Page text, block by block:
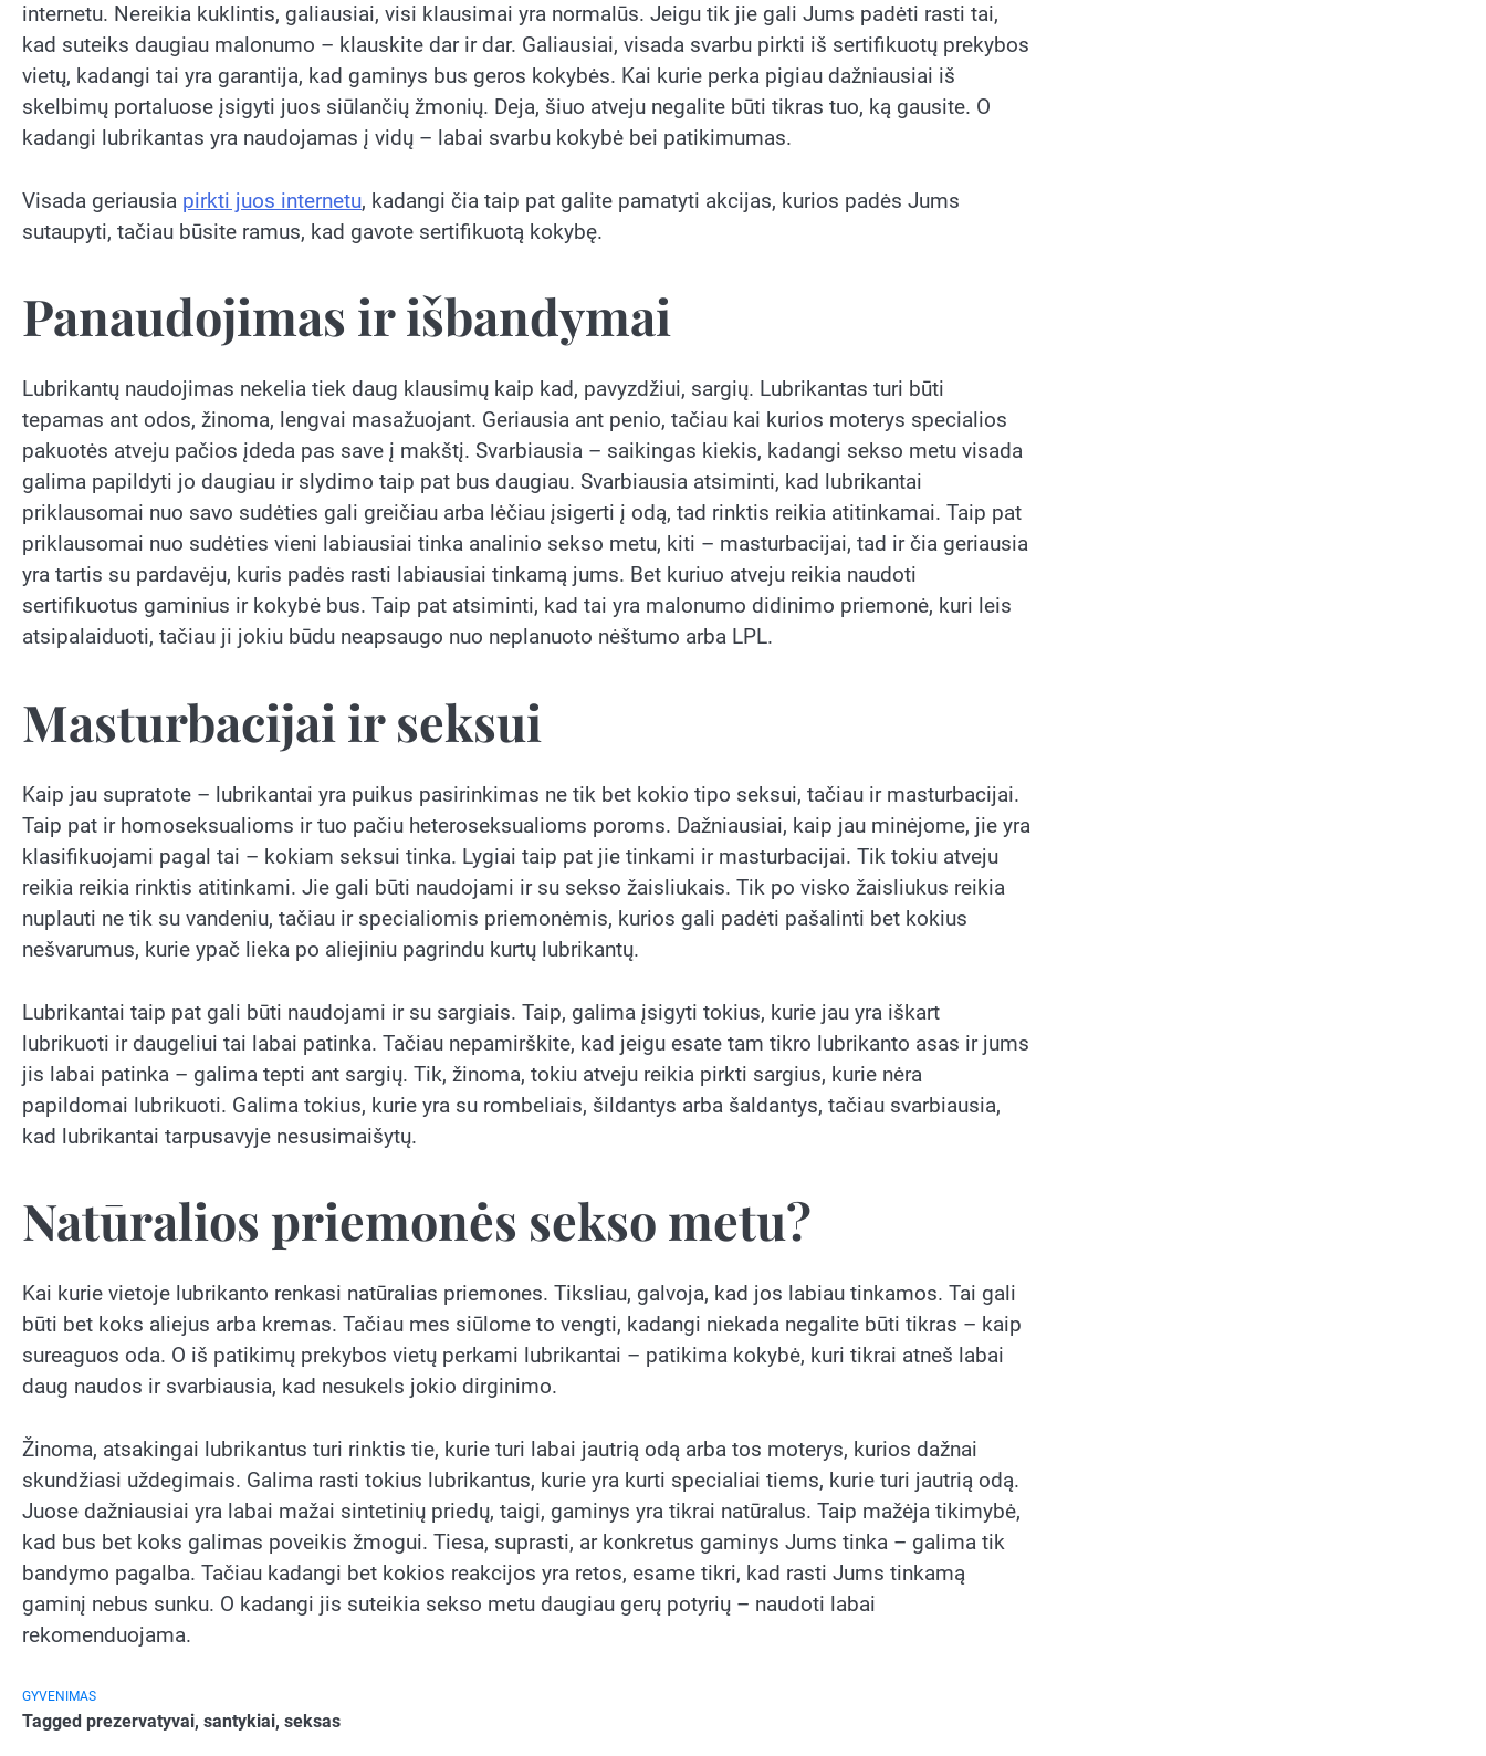
internetu. Nereikia kuklintis, galiausiai, visi klausimai yra normalūs. Jeigu tik jie gali Jums padėti rasti tai,
kad suteiks daugiau malonumo – klauskite dar ir dar. Galiausiai, visada svarbu pirkti iš sertifikuotų prekybos
vietų, kadangi tai yra garantija, kad gaminys bus geros kokybės. Kai kurie perka pigiau dažniausiai iš
skelbimų portaluose įsigyti juos siūlančių žmonių. Deja, šiuo atveju negalite būti tikras tuo, ką gausite. O
kadangi lubrikantas yra naudojamas į vidų – labai svarbu kokybė bei patikimumas.
Visada geriausia pirkti juos internetu, kadangi čia taip pat galite pamatyti akcijas, kurios padės Jums
sutaupyti, tačiau būsite ramus, kad gavote sertifikuotą kokybę.
Panaudojimas ir išbandymai
Lubrikantų naudojimas nekelia tiek daug klausimų kaip kad, pavyzdžiui, sargių. Lubrikantas turi būti
tepamas ant odos, žinoma, lengvai masažuojant. Geriausia ant penio, tačiau kai kurios moterys specialios
pakuotės atveju pačios įdeda pas save į makštį. Svarbiausia – saikingas kiekis, kadangi sekso metu visada
galima papildyti jo daugiau ir slydimo taip pat bus daugiau. Svarbiausia atsiminti, kad lubrikantai
priklausomai nuo savo sudėties gali greičiau arba lėčiau įsigerti į odą, tad rinktis reikia atitinkamai. Taip pat
priklausomai nuo sudėties vieni labiausiai tinka analinio sekso metu, kiti – masturbacijai, tad ir čia geriausia
yra tartis su pardavėju, kuris padės rasti labiausiai tinkamą jums. Bet kuriuo atveju reikia naudoti
sertifikuotus gaminius ir kokybė bus. Taip pat atsiminti, kad tai yra malonumo didinimo priemonė, kuri leis
atsipalaiduoti, tačiau ji jokiu būdu neapsaugo nuo neplanuoto nėštumo arba LPL.
Masturbacijai ir seksui
Kaip jau supratote – lubrikantai yra puikus pasirinkimas ne tik bet kokio tipo seksui, tačiau ir masturbacijai.
Taip pat ir homoseksualioms ir tuo pačiu heteroseksualioms poroms. Dažniausiai, kaip jau minėjome, jie yra
klasifikuojami pagal tai – kokiam seksui tinka. Lygiai taip pat jie tinkami ir masturbacijai. Tik tokiu atveju
reikia reikia rinktis atitinkami. Jie gali būti naudojami ir su sekso žaisliukais. Tik po visko žaisliukus reikia
nuplauti ne tik su vandeniu, tačiau ir specialiomis priemonėmis, kurios gali padėti pašalinti bet kokius
nešvarumus, kurie ypač lieka po aliejiniu pagrindu kurtų lubrikantų.
Lubrikantai taip pat gali būti naudojami ir su sargiais. Taip, galima įsigyti tokius, kurie jau yra iškart
lubrikuoti ir daugeliui tai labai patinka. Tačiau nepamirškite, kad jeigu esate tam tikro lubrikanto asas ir jums
jis labai patinka – galima tepti ant sargių. Tik, žinoma, tokiu atveju reikia pirkti sargius, kurie nėra
papildomai lubrikuoti. Galima tokius, kurie yra su rombeliais, šildantys arba šaldantys, tačiau svarbiausia,
kad lubrikantai tarpusavyje nesusimaišytų.
Natūralios priemonės sekso metu?
Kai kurie vietoje lubrikanto renkasi natūralias priemones. Tiksliau, galvoja, kad jos labiau tinkamos. Tai gali
būti bet koks aliejus arba kremas. Tačiau mes siūlome to vengti, kadangi niekada negalite būti tikras – kaip
sureaguos oda. O iš patikimų prekybos vietų perkami lubrikantai – patikima kokybė, kuri tikrai atneš labai
daug naudos ir svarbiausia, kad nesukels jokio dirginimo.
Žinoma, atsakingai lubrikantus turi rinktis tie, kurie turi labai jautrią odą arba tos moterys, kurios dažnai
skundžiasi uždegimais. Galima rasti tokius lubrikantus, kurie yra kurti specialiai tiems, kurie turi jautrią odą.
Juose dažniausiai yra labai mažai sintetinių priedų, taigi, gaminys yra tikrai natūralus. Taip mažėja tikimybė,
kad bus bet koks galimas poveikis žmogui. Tiesa, suprasti, ar konkretus gaminys Jums tinka – galima tik
bandymo pagalba. Tačiau kadangi bet kokios reakcijos yra retos, esame tikri, kad rasti Jums tinkamą
gaminį nebus sunku. O kadangi jis suteikia sekso metu daugiau gerų potyrių – naudoti labai
rekomenduojama.
GYVENIMAS
Tagged prezervatyvai, santykiai, seksas